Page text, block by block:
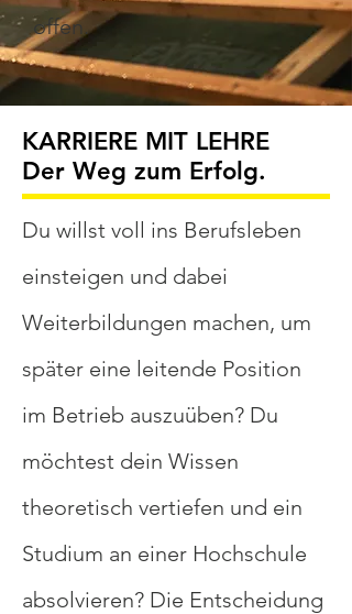
offen.
KARRIERE MIT LEHRE
Der Weg zum Erfolg.
Du willst voll ins Berufsleben
einsteigen und dabei
Weiterbildungen machen, um
später eine leitende Position
im Betrieb auszuüben? Du
möchtest dein Wissen
theoretisch vertiefen und ein
Studium an einer Hochschule
absolvieren? Die Entscheidung